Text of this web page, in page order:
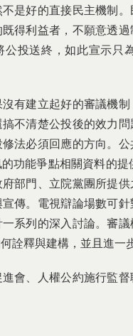
是好的直接民主機制
得利益者，不願意透
公投送終，如此宣示只
有建立起好的審議機
不清楚公投後的效力
法必須回應的方向。
功能爭點相關資料的
部門、立院黨團所提
傳。電視辯論場數可
系列的深入討論。審
詮釋與建構，並且進一
會、人權公約施行監